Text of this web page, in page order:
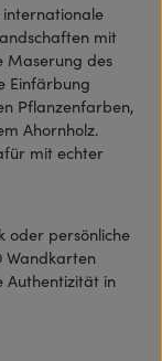
mit
Maserung des
Einfärbung
Pflanzenfarben,
Ahornholz.
mit echter
oder persönliche
Wandkarten
Authentizität in